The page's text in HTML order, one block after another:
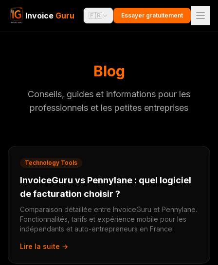
Invoice Guru 🇫🇷 Essayer gratuitement
Blog
Conseils, guides et informations pour les
professionnels et les petites entreprises
Technology Tools
InvoiceGuru vs Pennylane : quel logiciel
de facturation choisir ?
Comparaison détaillée entre InvoiceGuru et Pennylane.
Fonctionnalités, tarifs et expérience mobile pour les
indépendants et auto-entrepreneurs en France.
Lire la suite →